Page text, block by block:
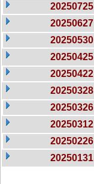
20250725
20250627
20250530
20250425
20250422
20250328
20250326
20250312
20250226
20250131